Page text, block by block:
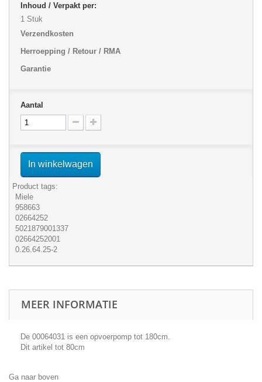
Inhoud / Verpakt per:
1 Stuk
Verzendkosten
Herroepping / Retour / RMA
Garantie
Aantal
In winkelwagen
Product tags:
Miele
958663
02664252
5021879001337
02664252001
0.26.64.25-2
MEER INFORMATIE
De 00064031 is een opvoerpomp tot 180cm.
Dit artikel tot 80cm
Ga naar boven